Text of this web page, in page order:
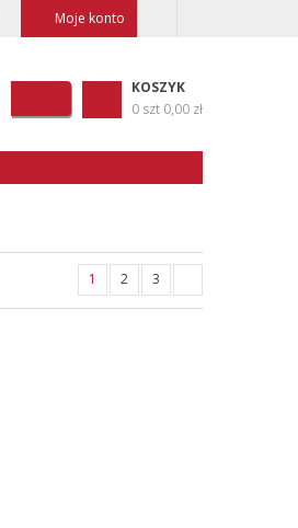
Moje konto
KOSZYK
0 szt 0,00 zł
1 2 3